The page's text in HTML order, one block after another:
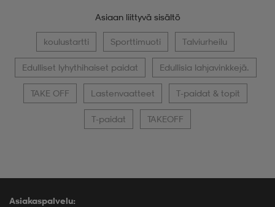
Asiaan liittyvä sisältö
koulustartti Sporttimuoti Talviurheilu
Edulliset lyhythihaiset paidat Edullisia lahjavinkkejä.
TAKE OFF Lastenvaatteet T-paidat & topit
T-paidat TAKEOFF
Asiakaspalvelu: